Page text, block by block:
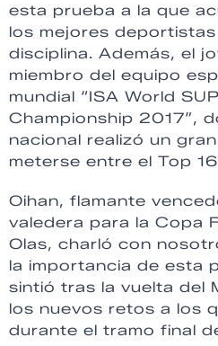
esta prueba a la que
los mejores
disciplina. Además, el
miembro del equipo
mundial “ISA World
Championship 2017”,
nacional realizó un
meterse entre el Top
Oihan, flamante
valedera para la Copa
Olas, charló con
la importancia de esta
sintió tras la vuelta del
los nuevos retos a los
durante el tramo final